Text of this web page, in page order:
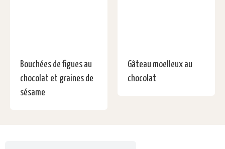
Bouchées de figues au
chocolat et graines de
sésame
Gâteau moelleux au
chocolat